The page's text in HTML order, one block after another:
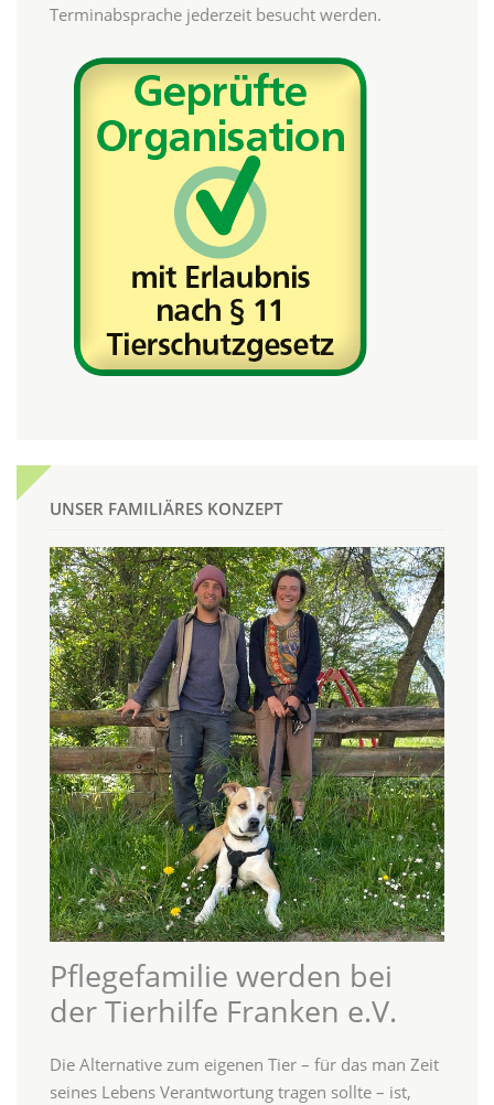
Terminabsprache jederzeit besucht werden.
UNSER FAMILIÄRES KONZEPT
Pflegefamilie werden bei
der Tierhilfe Franken e.V.
Die Alternative zum eigenen Tier – für das man Zeit
seines Lebens Verantwortung tragen sollte – ist,